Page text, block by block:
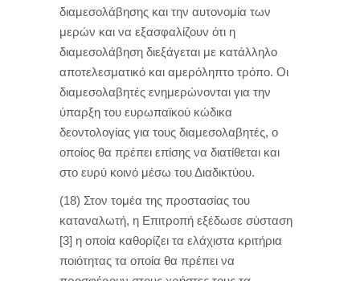
διαμεσολάβησης και την αυτονομία των
μερών και να εξασφαλίζουν ότι η
διαμεσολάβηση διεξάγεται με κατάλληλο
αποτελεσματικό και αμερόληπτο τρόπο. Οι
διαμεσολαβητές ενημερώνονται για την
ύπαρξη του ευρωπαϊκού κώδικα
δεοντολογίας για τους διαμεσολαβητές, ο
οποίος θα πρέπει επίσης να διατίθεται και
στο ευρύ κοινό μέσω του Διαδικτύου.
(18) Στον τομέα της προστασίας του
καταναλωτή, η Επιτροπή εξέδωσε σύσταση
[3] η οποία καθορίζει τα ελάχιστα κριτήρια
ποιότητας τα οποία θα πρέπει να